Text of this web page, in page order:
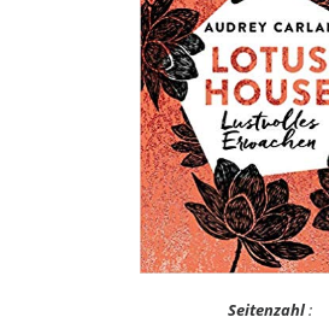
Seitenzahl: